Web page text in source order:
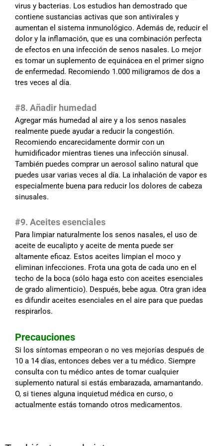
virus y bacterias. Los estudios han demostrado que
contiene sustancias activas que son antivirales y
aumentan el sistema inmunológico. Además de, reducir el
dolor y la inflamación, que es una combinación perfecta
de efectos en una infección de senos nasales. Lo mejor
es tomar un suplemento de equinácea en el primer signo
de enfermedad. Recomiendo 1.000 miligramos de dos a
tres veces al día.
#8. Añadir humedad
Agregar más humedad al aire y a los senos nasales
realmente puede ayudar a reducir la congestión.
Recomiendo encarecidamente dormir con un
humidificador mientras tienes una infección sinusal.
También puedes comprar un aerosol salino natural que
puedes usar varias veces al día. La inhalación de vapor es
especialmente buena para reducir los dolores de cabeza
sinusales.
#9. Aceites esenciales
Para limpiar naturalmente los senos nasales, el uso de
aceite de eucalipto y aceite de menta puede ser
altamente eficaz. Estos aceites limpian el moco y
eliminan infecciones. Frota una gota de cada uno en el
techo de la boca (sólo haga esto con aceites esenciales
de grado alimenticio). Después, bebe agua. Otra gran idea
es difundir aceites esenciales en el aire para que puedas
respirarlos.
Precauciones
Si los síntomas empeoran o no ves mejorías después de
10 a 14 días, entonces debes ver a tu médico. Siempre
consulta con tu médico antes de tomar cualquier
suplemento natural si estás embarazada, amamantando.
O, si tienes alguna inquietud médica en curso, o
actualmente estás tomando otros medicamentos.